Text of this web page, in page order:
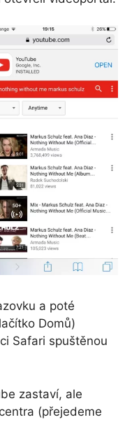
a poté
Domů)
Safari spuštěnou
zastaví, ale
(přejedeme